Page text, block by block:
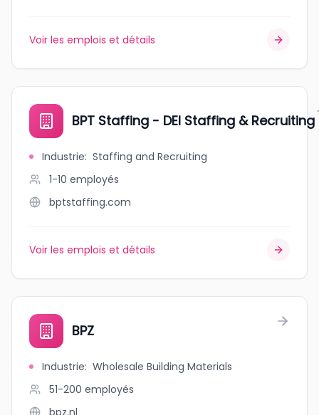
Voir les emplois et détails
BPT Staffing - DEI Staffing & Recruiting
Industrie: Staffing and Recruiting
1-10 employés
bptstaffing.com
Voir les emplois et détails
BPZ
Industrie: Wholesale Building Materials
51-200 employés
bpz.nl